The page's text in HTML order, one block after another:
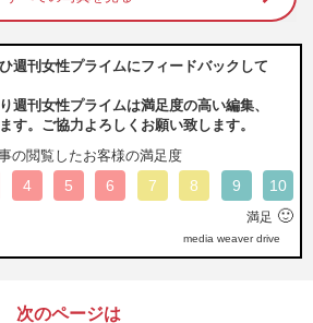
週刊女性プライムにフィードバックして
週刊女性プライムは満足度の高い編集、
す。ご協力よろしくお願い致します。
の閲覧したお客様の満足度
4 5 6 7 8 9 10
満足 🙂
media weaver drive
次のページは